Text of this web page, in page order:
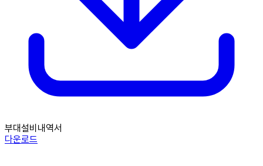
부대설비내역서
다운로드